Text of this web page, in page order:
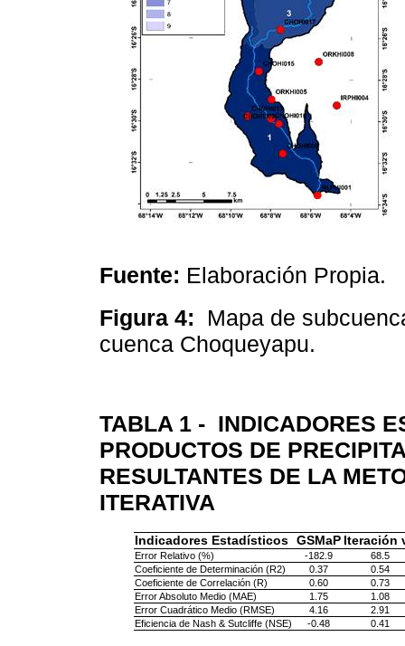
Fuente: Elaboración Propia.
Figura 4: Mapa de
cuenca Choqueyapu.
TABLA 1 - INDICADORES
PRODUCTOS DE
RESULTANTES DE LA
ITERATIVA
Indicadores Estadísticos GSMaP Iteración
Error Relativo (%) -182.9
68.5
Coeficiente de Determinación (R2)
0.37
0.54
Coeficiente de Correlación (R)
0.60
0.73
Error Absoluto Medio (MAE)
1.75
1.08
Error Cuadrático Medio (RMSE)
4.16
2.91
Eficiencia de Nash & Sutcliffe (NSE)
-0.48 0.41